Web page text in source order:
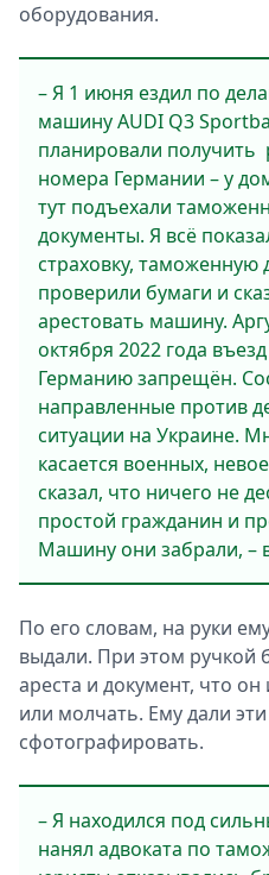
оборудования.
– Я 1 июня ездил по
машину AUDI Q3
планировали получить
номера Германии – у
тут подъехали
документы. Я всё
страховку,
проверили бумаги и
арестовать машину.
октября 2022 года
Германию запрещён.
направленные против
ситуации на Украине.
касается военных,
сказал, что ничего не
простой гражданин и
Машину они забрали, –
По его словам, на руки
выдали. При этом ручкой
ареста и документ, что
или молчать. Ему дали
сфотографировать.
– Я находился под
нанял адвоката по